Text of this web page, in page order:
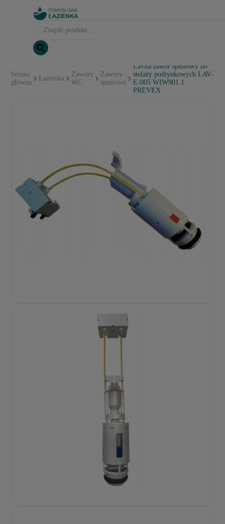
Strona
główna
Łazienka
Zawory
WC
Zawory
spustowe
Lavita zawór spustowy do
stelaży podtynkowych LAV-
E-005 WIW901.1
PREVEX